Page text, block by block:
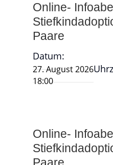
Online-
Paare
Datum:
27. August 2026
18:00
Online-